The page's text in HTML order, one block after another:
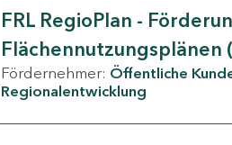
FRL RegioPlan -
Flächennutzungsplänen
Fördernehmer: Öffentliche
Regionalentwicklung